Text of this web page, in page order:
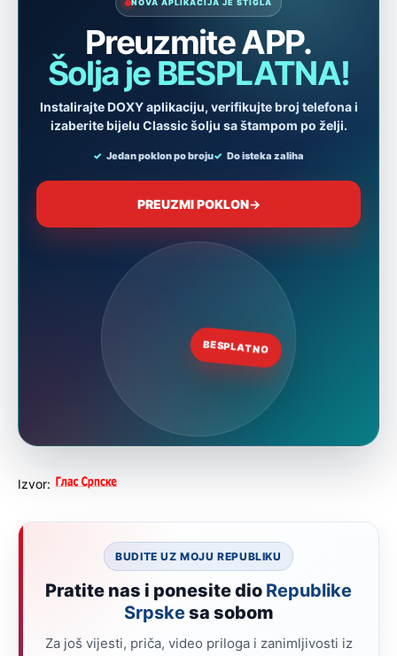
Izvor:
BUDITE UZ MOJU REPUBLIKU
Pratite nas i ponesite dio Republike
Srpskesa sobom
Za još vijesti, priča, video priloga i zanimljivosti iz